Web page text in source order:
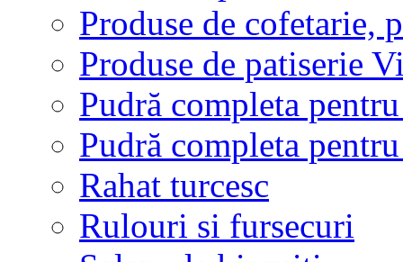
Produse de cofetarie,
Produse de patiserie
Pudră completa
Pudră completa
Rahat turcesc
Rulouri si fursecuri